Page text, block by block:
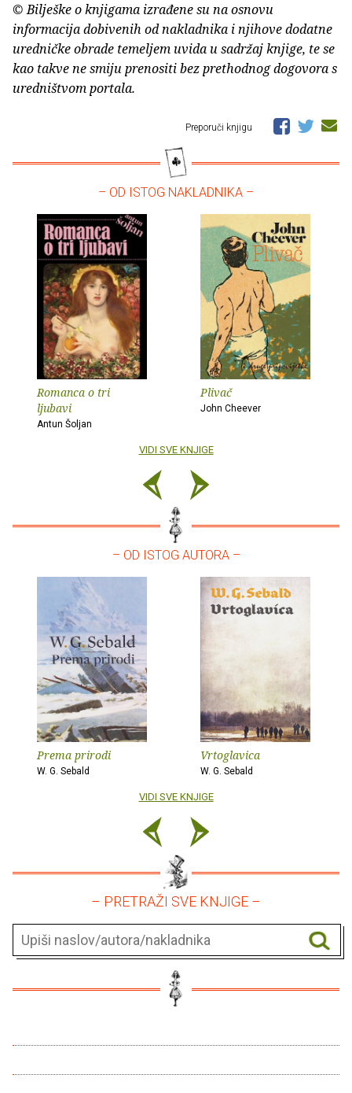
© Bilješke o knjigama izrađene su na osnovu
informacija dobivenih od nakladnika i njihove dodatne
uredničke obrade temeljem uvida u sadržaj knjige, te se
kao takve ne smiju prenositi bez prethodnog dogovora s
uredništvom portala.
Preporuči knjigu
– OD ISTOG NAKLADNIKA –
Romanca o tri
ljubavi
Antun Šoljan
Plivač
John Cheever
VIDI SVE KNJIGE
– OD ISTOG AUTORA –
Prema prirodi
W. G. Sebald
Vrtoglavica
W. G. Sebald
VIDI SVE KNJIGE
– PRETRAŽI SVE KNJIGE –